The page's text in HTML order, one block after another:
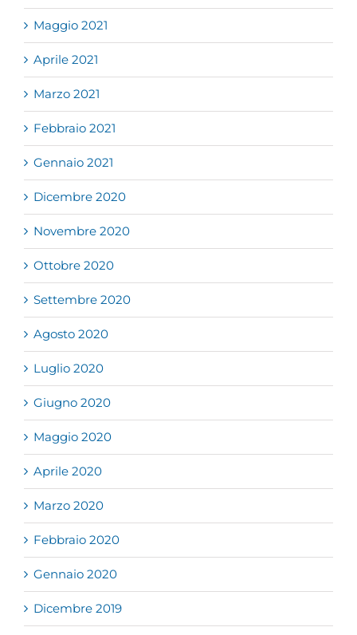
Maggio 2021
Aprile 2021
Marzo 2021
Febbraio 2021
Gennaio 2021
Dicembre 2020
Novembre 2020
Ottobre 2020
Settembre 2020
Agosto 2020
Luglio 2020
Giugno 2020
Maggio 2020
Aprile 2020
Marzo 2020
Febbraio 2020
Gennaio 2020
Dicembre 2019